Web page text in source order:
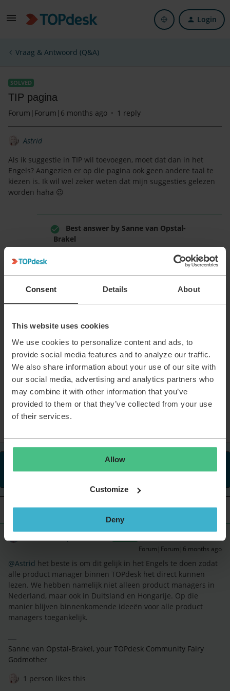
Consent Details About
This website uses cookies
We use cookies to personalize content and ads, to
provide social media features and to analyze our traffic.
We also share information about your use of our site with
our social media, advertising and analytics partners who
may combine it with other information that you’ve
provided to them or that they’ve collected from your use
of their services.
Allow
Customize
Deny
Login
Vraag & Antwoord (Q&A)
SOLVED
TIP pagina
Forum|Forum|6 months ago 1 reply
Astrid
Als ik suggestie in TIP wil toevoegen, moet dat dan in het
Engels? Aangezien er op die pagina ook geen andere taal te
kiezen is. Ik wil wel zeker weten dat mijn suggesties gelezen
worden haha 😉
Best answer by Sanne van Opstal-
Brakel
het beste is om dit gelijk in het
Engels te doen zodat alle product manager
binnen TOPdesk het direct kunnen lezen.
We hebben namelijk niet alleen product
Duitsland en Hongarije. Op die manier
product managers toegankelijk.
If there aren't cats in heaven, then i'm not going!
Incident Management Self-Service Portal
This topic has been closed for replies.
1 reply
Forum|Forum|6 months ago
@Astrid het beste is om dit gelijk in het Engels te doen zodat
alle product manager binnen TOPdesk het direct kunnen
lezen. We hebben namelijk niet alleen product managers in
Nederland, maar ook in Duitsland en Hongarije. Op die
manier blijven binnenkomende ideeën voor alle product
managers toegankelijk.
Sanne van Opstal-Brakel, your TOPdesk Community Fairy
Godmother
1 person likes this